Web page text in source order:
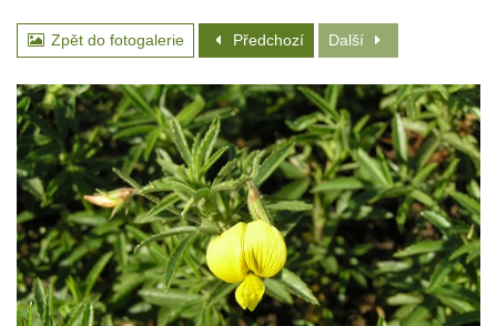
Zpět do fotogalerie Předchozí Další